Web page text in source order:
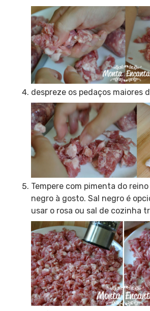
despreze os pedaços maiores
Tempere com pimenta do
negro à gosto. Sal negro é
usar o rosa ou sal de cozinha